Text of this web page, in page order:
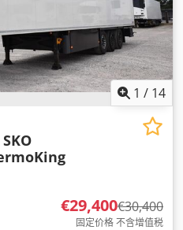
1 / 14
SKO
€29,400€30,400
固定价格 不含增值税